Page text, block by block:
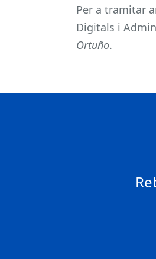
Per a tramitar
Digitals i
Ortuño.